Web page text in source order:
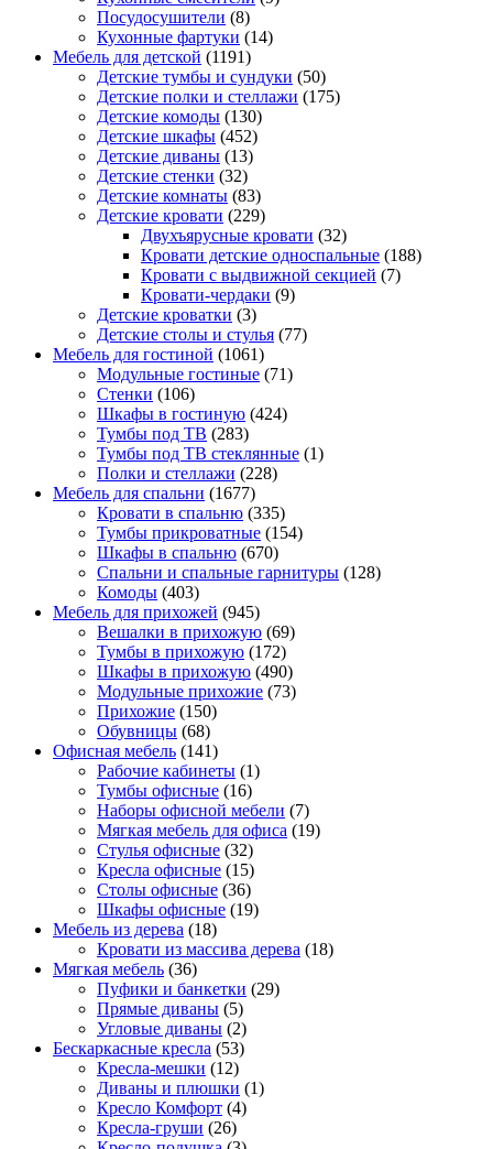
Посудосушители (8)
Кухонные фартуки (14)
Мебель для детской (1191)
Детские тумбы и сундуки (50)
Детские полки и стеллажи (175)
Детские комоды (130)
Детские шкафы (452)
Детские диваны (13)
Детские стенки (32)
Детские комнаты (83)
Детские кровати (229)
Двухъярусные кровати (32)
Кровати детские односпальные (188)
Кровати с выдвижной секцией (7)
Кровати-чердаки (9)
Детские кроватки (3)
Детские столы и стулья (77)
Мебель для гостиной (1061)
Модульные гостиные (71)
Стенки (106)
Шкафы в гостиную (424)
Тумбы под ТВ (283)
Тумбы под ТВ стеклянные (1)
Полки и стеллажи (228)
Мебель для спальни (1677)
Кровати в спальню (335)
Тумбы прикроватные (154)
Шкафы в спальню (670)
Спальни и спальные гарнитуры (128)
Комоды (403)
Мебель для прихожей (945)
Вешалки в прихожую (69)
Тумбы в прихожую (172)
Шкафы в прихожую (490)
Модульные прихожие (73)
Прихожие (150)
Обувницы (68)
Офисная мебель (141)
Рабочие кабинеты (1)
Тумбы офисные (16)
Наборы офисной мебели (7)
Мягкая мебель для офиса (19)
Стулья офисные (32)
Кресла офисные (15)
Столы офисные (36)
Шкафы офисные (19)
Мебель из дерева (18)
Кровати из массива дерева (18)
Мягкая мебель (36)
Пуфики и банкетки (29)
Прямые диваны (5)
Угловые диваны (2)
Бескаркасные кресла (53)
Кресла-мешки (12)
Диваны и плюшки (1)
Кресло Комфорт (4)
Кресла-груши (26)